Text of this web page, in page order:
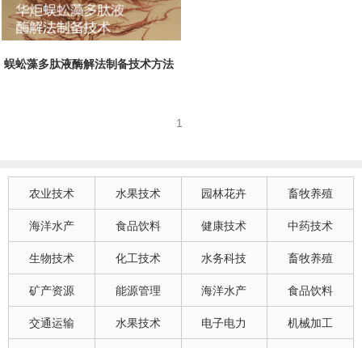
蜈蚣藻多肽液酶解法制备技术方法
1
农业技术 水果技术 园林花卉 畜牧养殖
海洋水产 食品饮料 健康技术 中药技术
生物技术 化工技术 水务科技 畜牧养殖
矿产资源 能源管理 海洋水产 食品饮料
交通运输 水果技术 电子电力 机械加工